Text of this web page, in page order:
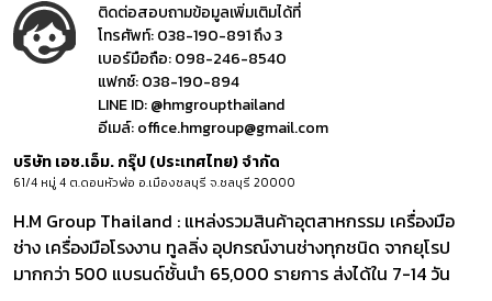
ติดต่อสอบถามข้อมูลเพิ่มเติมได้ที่
โทรศัพท์:038-190-891 ถึง 3
เบอร์มือถือ:098-246-8540
แฟกซ์:038-190-894
LINE ID:@hmgroupthailand
อีเมล์:office.hmgroup@gmail.com
บริษัท เอช.เอ็ม. กรุ๊ป (ประเทศไทย) จำกัด
61/4 หมู่ 4 ต.ดอนหัวฬ่อ อ.เมืองชลบุรี จ.ชลบุรี 20000
H.M Group Thailand : แหล่งรวมสินค้าอุตสาหกรรม เครื่องมือ
ช่าง เครื่องมือโรงงาน ทูลลิ่ง อุปกรณ์งานช่างทุกชนิด จากยุโรป
มากกว่า 500 แบรนด์ชั้นนำ 65,000 รายการ ส่งได้ใน 7-14 วัน